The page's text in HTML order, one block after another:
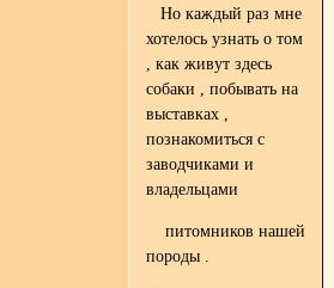
Но каждый раз мне
хотелось узнать о том
, как живут здесь
собаки , побывать на
выставках ,
познакомиться с
заводчиками и
владельцами
питомников нашей
породы .